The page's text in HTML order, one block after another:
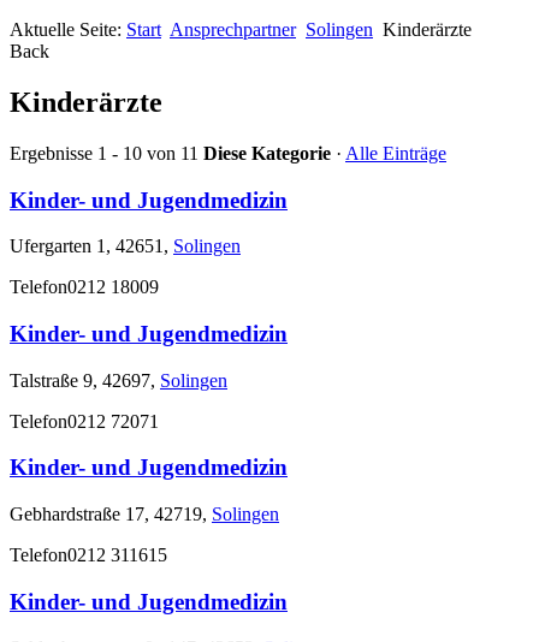
Aktuelle Seite: Start Ansprechpartner Solingen Kinderärzte
Back
Kinderärzte
Ergebnisse 1 - 10 von 11 Diese Kategorie · Alle Einträge
Kinder- und Jugendmedizin
Ufergarten 1, 42651, Solingen
Telefon0212 18009
Kinder- und Jugendmedizin
Talstraße 9, 42697, Solingen
Telefon0212 72071
Kinder- und Jugendmedizin
Gebhardstraße 17, 42719, Solingen
Telefon0212 311615
Kinder- und Jugendmedizin